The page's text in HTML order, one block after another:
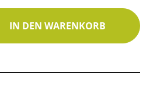
den gewünschten
IN DEN WARENKORB